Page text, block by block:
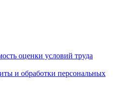
оценки условий труда
и обработки персональных